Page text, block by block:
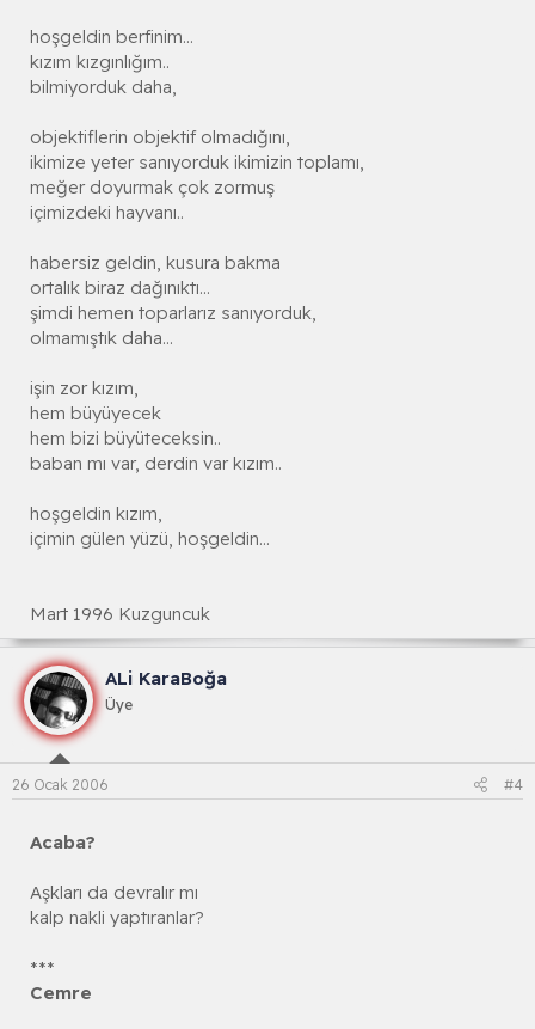
hoşgeldin berfinim...
kızım kızgınlığım..
bilmiyorduk daha,
objektiflerin objektif olmadığını,
ikimize yeter sanıyorduk ikimizin toplamı,
meğer doyurmak çok zormuş
içimizdeki hayvanı..
habersiz geldin, kusura bakma
ortalık biraz dağınıktı...
şimdi hemen toparlarız sanıyorduk,
olmamıştık daha...
işin zor kızım,
hem büyüyecek
hem bizi büyüteceksin..
baban mı var, derdin var kızım..
hoşgeldin kızım,
içimin gülen yüzü, hoşgeldin...
Mart 1996 Kuzguncuk
ALi KaraBoğa
Üye
26 Ocak 2006 #4
Acaba?
Aşkları da devralır mı
kalp nakli yaptıranlar?
***
Cemre